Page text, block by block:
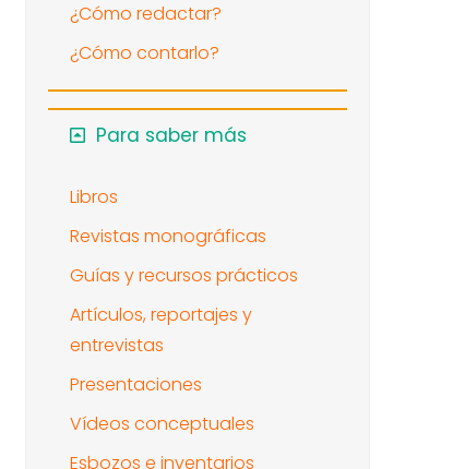
¿Cómo redactar?
¿Cómo contarlo?
Para saber más
Libros
Revistas monográficas
Guías y recursos prácticos
Artículos, reportajes y
entrevistas
Presentaciones
Vídeos conceptuales
Esbozos e inventarios